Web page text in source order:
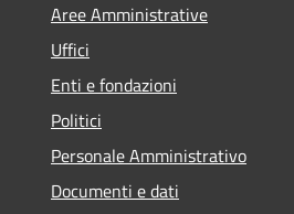
Aree Amministrative
Uffici
Enti e fondazioni
Politici
Personale Amministrativo
Documenti e dati